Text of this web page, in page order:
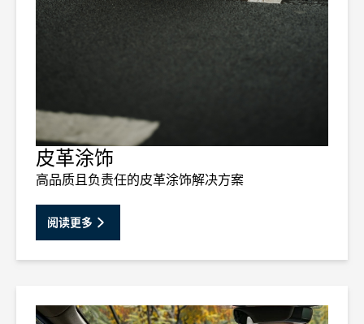
皮革涂饰
高品质且负责任的皮革涂饰解决方案
阅读更多